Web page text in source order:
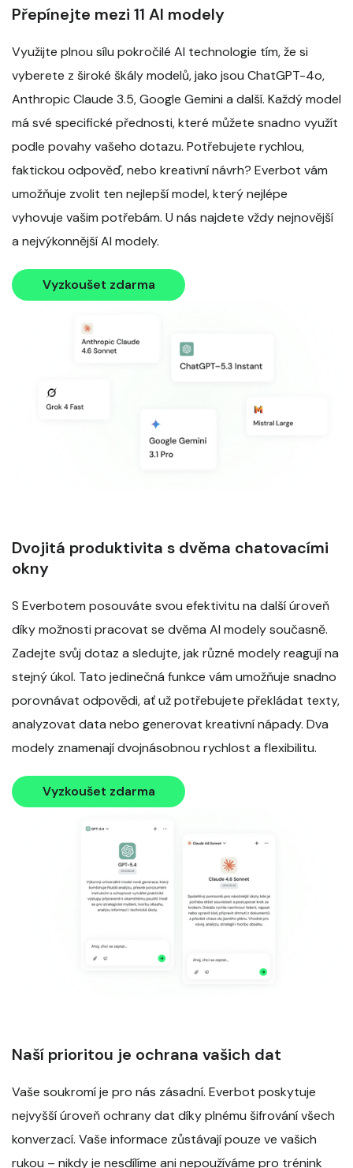
Přepínejte mezi 11 AI modely
Využijte plnou sílu pokročilé AI technologie tím, že si
vyberete z široké škály modelů, jako jsou ChatGPT-4o,
Anthropic Claude 3.5, Google Gemini a další. Každý model
má své specifické přednosti, které můžete snadno využít
podle povahy vašeho dotazu. Potřebujete rychlou,
faktickou odpověď, nebo kreativní návrh? Everbot vám
umožňuje zvolit ten nejlepší model, který nejlépe
vyhovuje vašim potřebám. U nás najdete vždy nejnovější
a nejvýkonnější AI modely.
Vyzkoušet zdarma
Dvojitá produktivita s dvěma chatovacími
okny
S Everbotem posouváte svou efektivitu na další úroveň
díky možnosti pracovat se dvěma AI modely současně.
Zadejte svůj dotaz a sledujte, jak různé modely reagují na
stejný úkol. Tato jedinečná funkce vám umožňuje snadno
porovnávat odpovědi, ať už potřebujete překládat texty,
analyzovat data nebo generovat kreativní nápady. Dva
modely znamenají dvojnásobnou rychlost a flexibilitu.
Vyzkoušet zdarma
Naší prioritou je ochrana vašich dat
Vaše soukromí je pro nás zásadní. Everbot poskytuje
nejvyšší úroveň ochrany dat díky plnému šifrování všech
konverzací. Vaše informace zůstávají pouze ve vašich
rukou – nikdy je nesdílíme ani nepoužíváme pro trénink